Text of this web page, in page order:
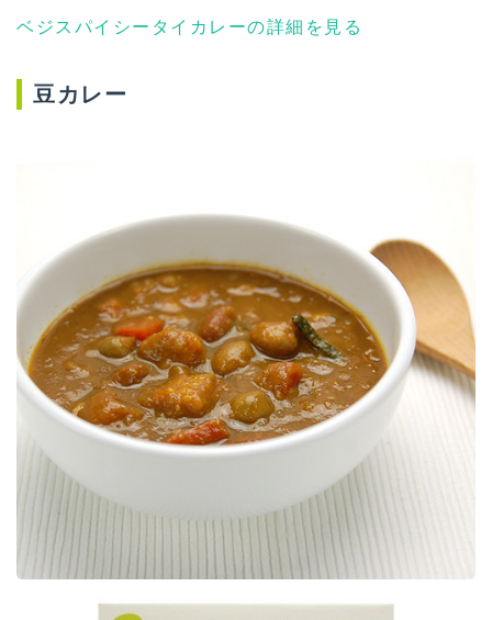
ベジスパイシータイカレーの詳細を見る
豆カレー